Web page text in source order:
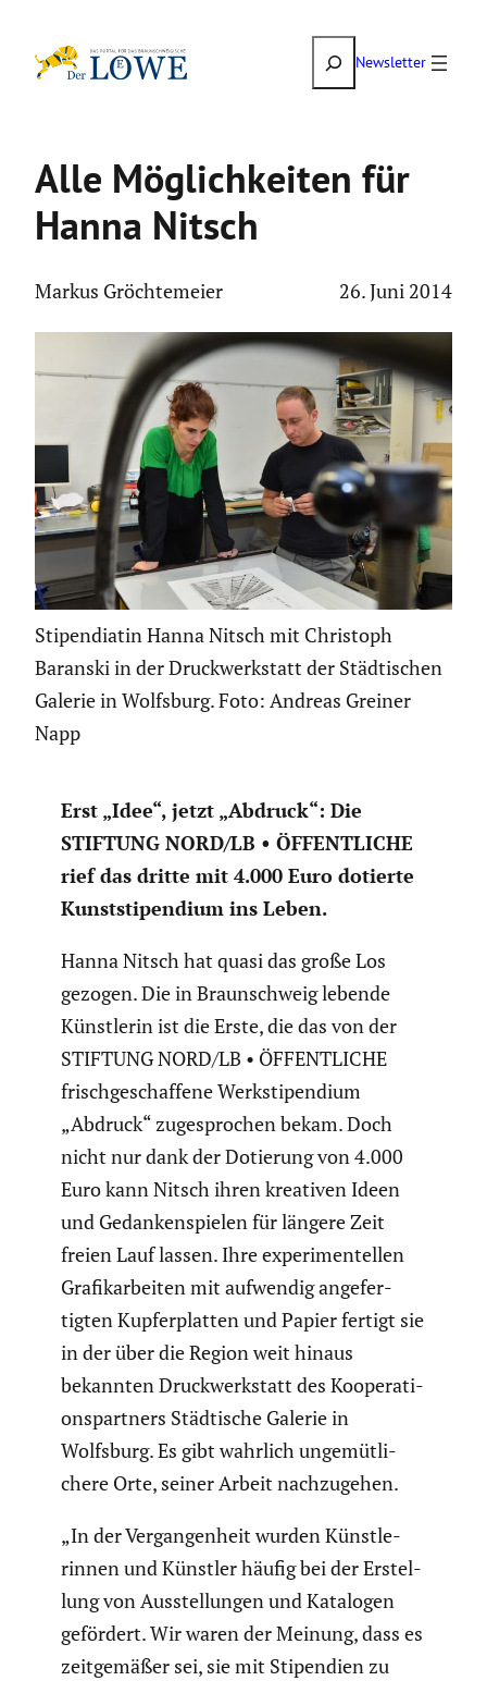
Inhalt
SuchenNewsletter
Alle Möglich­keiten für
Hanna Nitsch
Markus Gröchtemeier 26. Juni 2014
Stipendiatin Hanna Nitsch mit Christoph
Baranski in der Druckwerkstatt der Städtischen
Galerie in Wolfsburg. Foto: Andreas Greiner
Napp
Erst „Idee“, jetzt „Abdruck“: Die
STIFTUNG NORD/LB • ÖFFENTLICHE
rief das dritte mit 4.000 Euro dotierte
Kunst­sti­pen­dium ins Leben.
Hanna Nitsch hat quasi das große Los
gezogen. Die in Braun­schweig lebende
Künst­lerin ist die Erste, die das von der
STIFTUNG NORD/LB • ÖFFENTLICHE
frisch­ge­schaf­fene Werksti­pen­dium
„Abdruck“ zugespro­chen bekam. Doch
nicht nur dank der Dotierung von 4.000
Euro kann Nitsch ihren kreativen Ideen
und Gedan­ken­spielen für längere Zeit
freien Lauf lassen. Ihre experi­men­tellen
Grafik­ar­beiten mit aufwendig angefer­
tigten Kupfer­platten und Papier fertigt sie
in der über die Region weit hinaus
bekannten Druck­werk­statt des Koope­ra­ti­
ons­part­ners Städti­sche Galerie in
Wolfsburg. Es gibt wahrlich ungemüt­li­
chere Orte, seiner Arbeit nachzu­gehen.
„In der Vergan­gen­heit wurden Künst­le­
rinnen und Künstler häufig bei der Erstel­
lung von Ausstel­lungen und Katalogen
gefördert. Wir waren der Meinung, dass es
zeitge­mäßer sei, sie mit Stipen­dien zu